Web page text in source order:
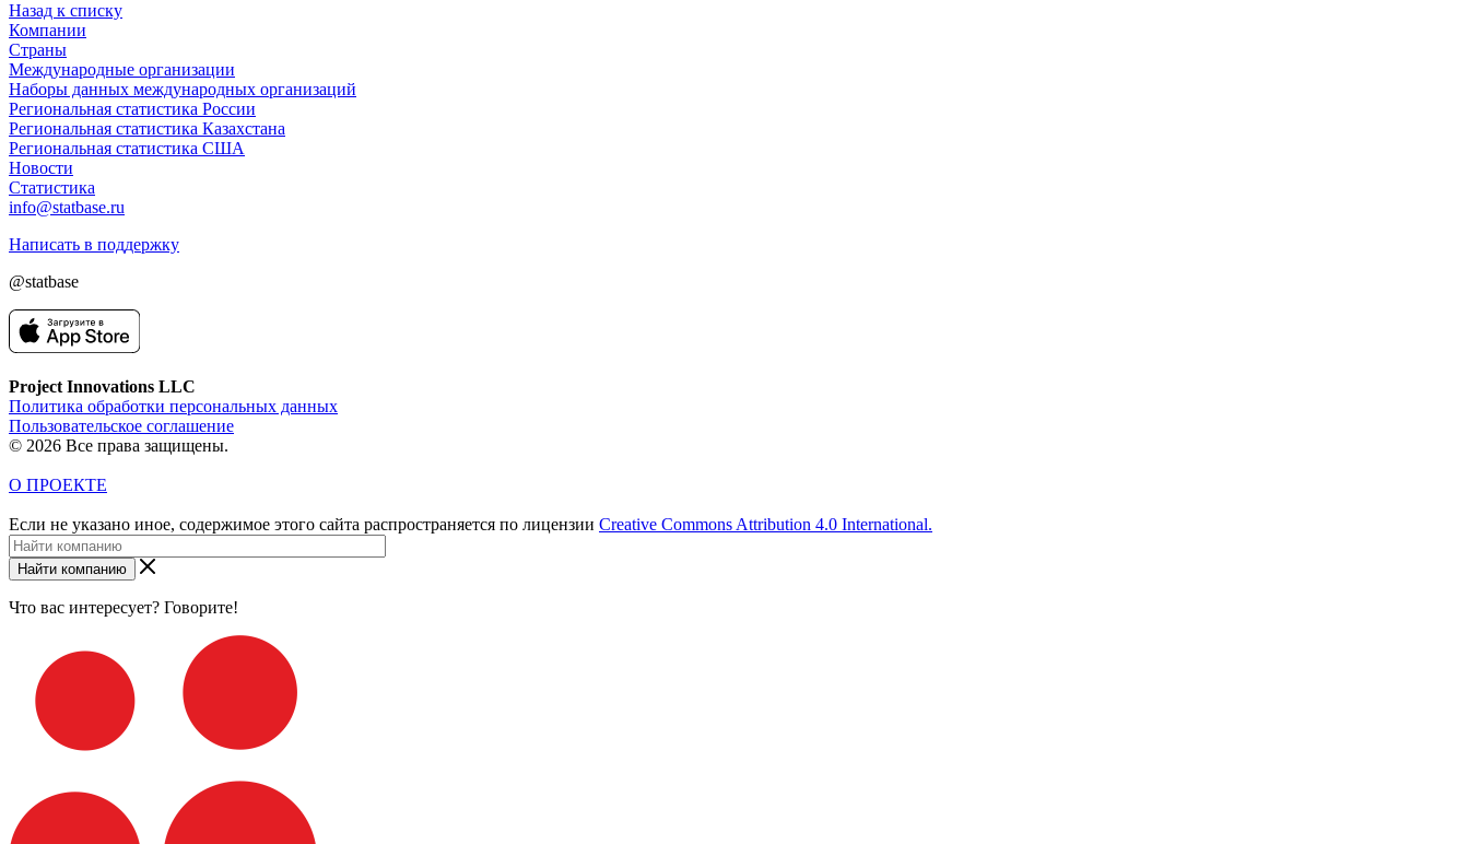
Назад к списку
Компании
Страны
Международные организации
Наборы данных международных организаций
Региональная статистика России
Региональная статистика Казахстана
Региональная статистика США
Новости
Статистика
info@statbase.ru
Написать в поддержку
@statbase
Project Innovations LLC
Политика обработки персональных данных
Пользовательское соглашение
© 2026 Все права защищены.
О ПРОЕКТЕ
Если не указано иное, содержимое этого сайта распространяется по лицензии Creative Commons Attribution 4.0 International.
Найти компанию
Что вас интересует? Говорите!